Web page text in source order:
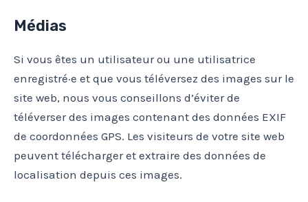
Médias
Si vous êtes un utilisateur ou une utilisatrice
enregistré·e et que vous téléversez des images sur le
site web, nous vous conseillons d’éviter de
téléverser des images contenant des données EXIF
de coordonnées GPS. Les visiteurs de votre site web
peuvent télécharger et extraire des données de
localisation depuis ces images.